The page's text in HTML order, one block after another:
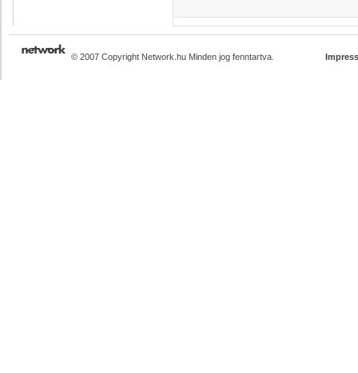
© 2007 Copyright Network.hu Minden jog fenntartva.